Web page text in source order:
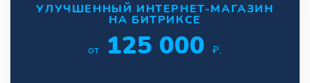
УЛУЧШЕННЫЙ ИНТЕРНЕТ-МАГАЗИН
НА БИТРИКСЕ
от 125 000 ₽.